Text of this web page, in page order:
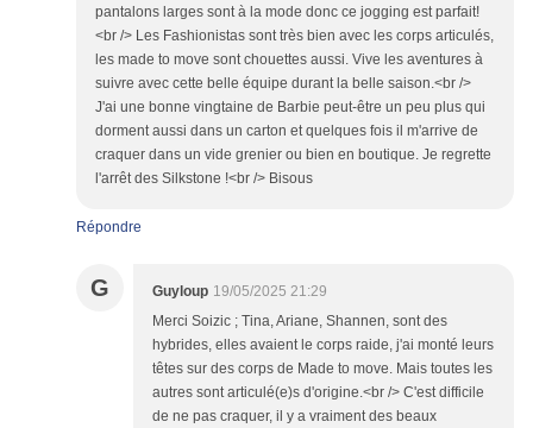
pantalons larges sont à la mode donc ce jogging est parfait!
<br /> Les Fashionistas sont très bien avec les corps articulés,
les made to move sont chouettes aussi. Vive les aventures à
suivre avec cette belle équipe durant la belle saison.<br />
J'ai une bonne vingtaine de Barbie peut-être un peu plus qui
dorment aussi dans un carton et quelques fois il m'arrive de
craquer dans un vide grenier ou bien en boutique. Je regrette
l'arrêt des Silkstone !<br /> Bisous
Répondre
G Guyloup 19/05/2025 21:29
Merci Soizic ; Tina, Ariane, Shannen, sont des
hybrides, elles avaient le corps raide, j'ai monté leurs
têtes sur des corps de Made to move. Mais toutes les
autres sont articulé(e)s d'origine.<br /> C'est difficile
de ne pas craquer, il y a vraiment des beaux